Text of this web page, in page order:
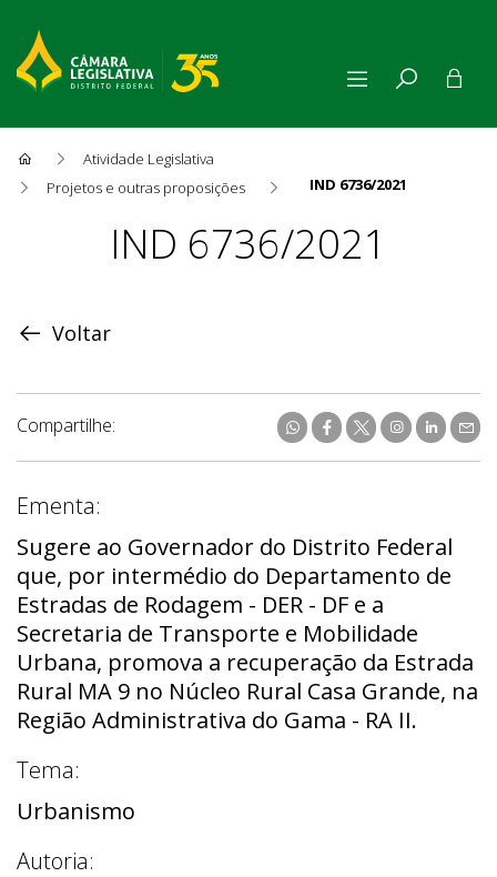
Atividade Legislativa
Projetos e outras proposições
IND 6736/2021
ProposiçãoIND 6736/2021
Voltar
Compartilhe:
Ementa:
Sugere ao Governador do Distrito Federal
que, por intermédio do Departamento de
Estradas de Rodagem - DER - DF e a
Secretaria de Transporte e Mobilidade
Urbana, promova a recuperação da Estrada
Rural MA 9 no Núcleo Rural Casa Grande, na
Região Administrativa do Gama - RA II.
Tema:
Urbanismo
Autoria: